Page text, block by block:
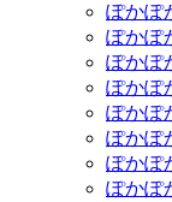
ぽかぽ
ぽかぽ
ぽかぽ
ぽかぽ
ぽかぽ
ぽかぽ
ぽかぽ
ぽかぽ